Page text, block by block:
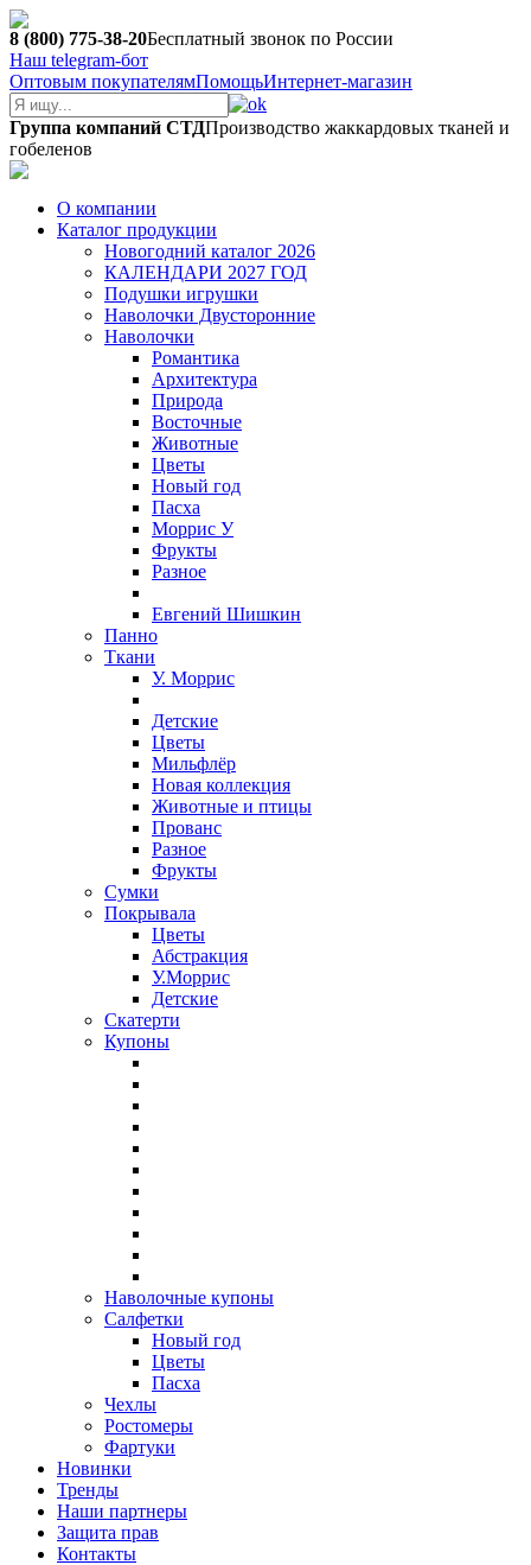
8 (800) 775-38-20Бесплатный звонок по России
Наш telegram-бот
Оптовым покупателямПомощьИнтернет-магазин
Группа компаний СТДПроизводство жаккардовых тканей и
гобеленов
О компании
Каталог продукции
Новогодний каталог 2026
КАЛЕНДАРИ 2027 ГОД
Подушки игрушки
Наволочки Двусторонние
Наволочки
Романтика
Архитектура
Природа
Восточные
Животные
Цветы
Новый год
Пасха
Моррис У
Фрукты
Разное
Евгений Шишкин
Панно
Ткани
У. Моррис
Детские
Цветы
Мильфлёр
Новая коллекция
Животные и птицы
Прованс
Разное
Фрукты
Сумки
Покрывала
Цветы
Абстракция
У.Моррис
Детские
Скатерти
Купоны
Наволочные купоны
Салфетки
Новый год
Цветы
Пасха
Чехлы
Ростомеры
Фартуки
Новинки
Тренды
Наши партнеры
Защита прав
Контакты